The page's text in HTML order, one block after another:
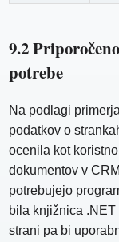
9.2
potrebe
Na podlagi
podatkov o
ocenila kot
dokumentov v
potrebujejo
bila knjižnica
strani pa bi